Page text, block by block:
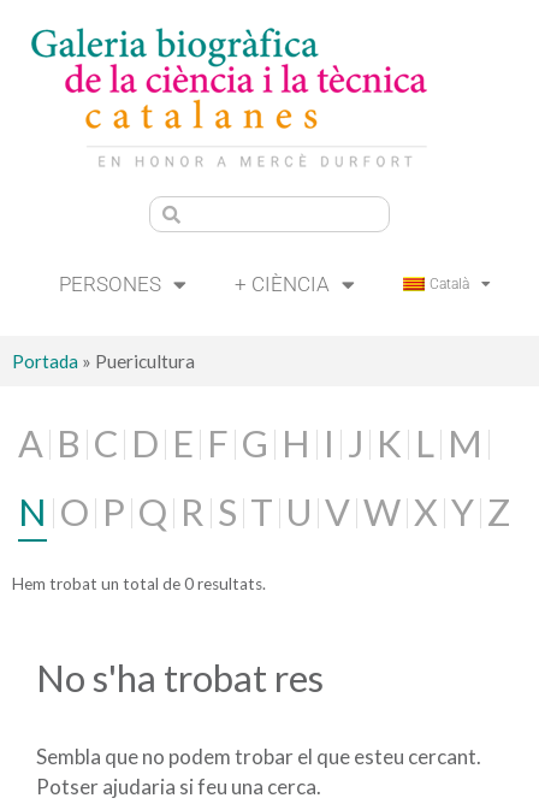
PERSONES + CIÈNCIA Català
Portada » Puericultura
A B C D E F G H I J K L M
N O P Q R S T U V W X Y Z
Hem trobat un total de 0 resultats.
No s'ha trobat res
Sembla que no podem trobar el que esteu cercant.
Potser ajudaria si feu una cerca.